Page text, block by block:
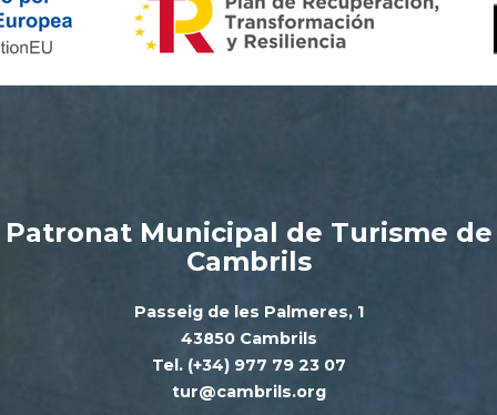
Patronat Municipal de Turisme de
Cambrils
Passeig de les Palmeres, 1
43850 Cambrils
Tel. (+34) 977 79 23 07
tur@cambrils.org